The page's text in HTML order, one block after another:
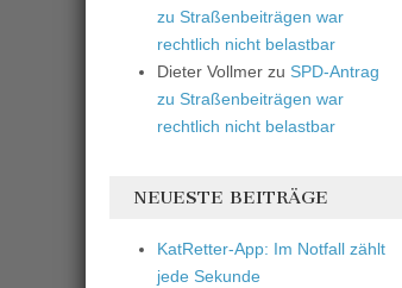
zu Straßenbeiträgen war
rechtlich nicht belastbar
Dieter Vollmer zu SPD-Antrag
zu Straßenbeiträgen war
rechtlich nicht belastbar
NEUESTE BEITRÄGE
KatRetter-App: Im Notfall zählt
jede Sekunde